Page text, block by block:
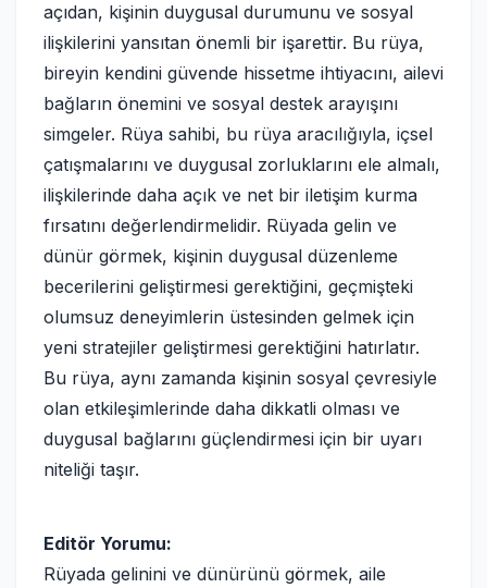
açıdan, kişinin duygusal durumunu ve sosyal
ilişkilerini yansıtan önemli bir işarettir. Bu rüya,
bireyin kendini güvende hissetme ihtiyacını, ailevi
bağların önemini ve sosyal destek arayışını
simgeler. Rüya sahibi, bu rüya aracılığıyla, içsel
çatışmalarını ve duygusal zorluklarını ele almalı,
ilişkilerinde daha açık ve net bir iletişim kurma
fırsatını değerlendirmelidir. Rüyada gelin ve
dünür görmek, kişinin duygusal düzenleme
becerilerini geliştirmesi gerektiğini, geçmişteki
olumsuz deneyimlerin üstesinden gelmek için
yeni stratejiler geliştirmesi gerektiğini hatırlatır.
Bu rüya, aynı zamanda kişinin sosyal çevresiyle
olan etkileşimlerinde daha dikkatli olması ve
duygusal bağlarını güçlendirmesi için bir uyarı
niteliği taşır.
Editör Yorumu:
Rüyada gelinini ve dünürünü görmek, aile